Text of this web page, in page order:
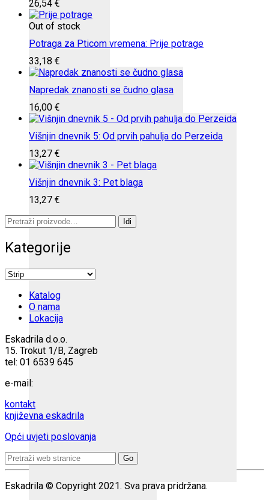
26,54 €
Out of stock
Potraga za Pticom vremena: Prije potrage
33,18 €
Napredak znanosti se čudno glasa
16,00 €
Višnjin dnevnik 5: Od prvih pahulja do Perzeida
13,27 €
Višnjin dnevnik 3: Pet blaga
13,27 €
Pretraži:
Idi
Kategorije
Katalog
O nama
Lokacija
Eskadrila d.o.o.
15. Trokut 1/B, Zagreb
tel: 01 6539 645
e-mail:
kontakt
književna eskadrila
Opći uvjeti poslovanja
Search
for:
Eskadrila © Copyright 2021. Sva prava pridržana.